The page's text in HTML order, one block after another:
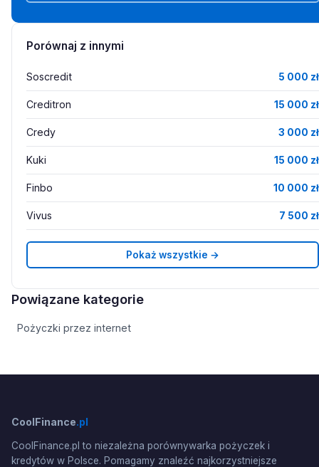
Porównaj z innymi
Soscredit 5 000 zł
Creditron 15 000 zł
Credy 3 000 zł
Kuki 15 000 zł
Finbo 10 000 zł
Vivus 7 500 zł
Pokaż wszystkie →
Powiązane kategorie
Pożyczki przez internet
CoolFinance.pl
CoolFinance.pl to niezależna porównywarka pożyczek i
kredytów w Polsce. Pomagamy znaleźć najkorzystniejsze